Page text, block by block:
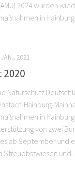
2024 wurden
in
2021
Naturschutz
Hainburg-
in
von zwei
ab September und
und...